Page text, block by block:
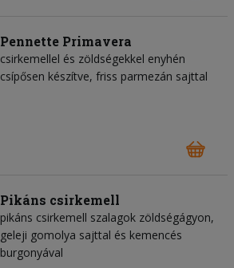
Pennette Primavera
csirkemellel és zöldségekkel enyhén
csípősen készítve, friss parmezán sajttal
Pikáns csirkemell
pikáns csirkemell szalagok zöldségágyon,
geleji gomolya sajttal és kemencés
burgonyával